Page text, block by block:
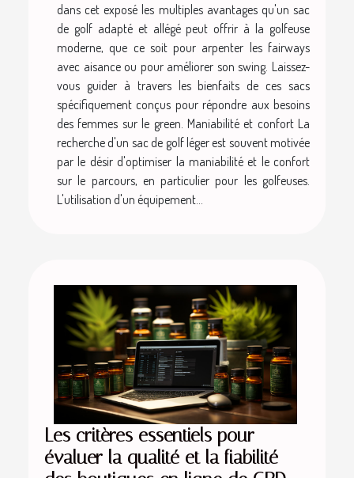
dans cet exposé les multiples avantages qu'un sac
de golf adapté et allégé peut offrir à la golfeuse
moderne, que ce soit pour arpenter les fairways
avec aisance ou pour améliorer son swing. Laissez-
vous guider à travers les bienfaits de ces sacs
spécifiquement conçus pour répondre aux besoins
des femmes sur le green. Maniabilité et confort La
recherche d'un sac de golf léger est souvent motivée
par le désir d'optimiser la maniabilité et le confort
sur le parcours, en particulier pour les golfeuses.
L'utilisation d'un équipement...
Les critères essentiels pour
évaluer la qualité et la fiabilité